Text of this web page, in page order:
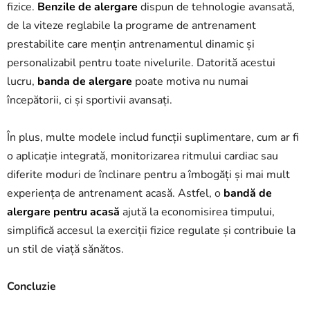
fizice. Benzile de alergare dispun de tehnologie avansată,
de la viteze reglabile la programe de antrenament
prestabilite care mențin antrenamentul dinamic și
personalizabil pentru toate nivelurile. Datorită acestui
lucru, banda de alergare poate motiva nu numai
începătorii, ci și sportivii avansați.
În plus, multe modele includ funcții suplimentare, cum ar fi
o aplicație integrată, monitorizarea ritmului cardiac sau
diferite moduri de înclinare pentru a îmbogăți și mai mult
experiența de antrenament acasă. Astfel, o bandă de
alergare pentru acasă ajută la economisirea timpului,
simplifică accesul la exerciții fizice regulate și contribuie la
un stil de viață sănătos.
Concluzie